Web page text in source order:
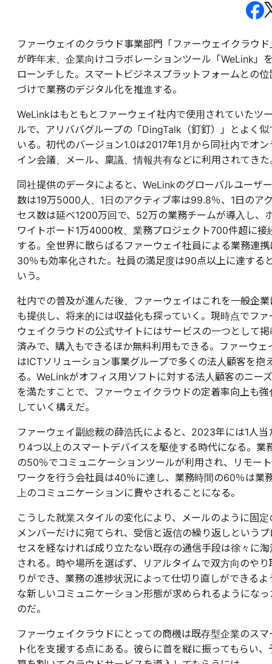
ファーウェイのクラウド事業部門「ファーウェイクラウド
が昨年末、企業向けコラボレーションツール「WeLink」
ローンチした。スマートビジネスプラットフォームとの位
づけで業務のデジタル化を推進する。
WeLinkはもともとファーウェイ社内で使用されていたツ
ルで、アリババグループの「DingTalk（釘釘）」とよく似
いる。初代のバージョン1.0は2017年1月から同社内でオン
イン会議、メール、稟議、情報共有などに利用されてきた
同社提供のデータによると、WeLinkのグローバルユーザー
数は19万5000人、1日のアクティブ率は99.8％、1日のア
セス数は延べ1200万回で、52万の業務チームが導入し、
ワイトボード1万4000枚、業務プロジェクト700件超に接
する。全世界に散らばるファーウェイ社員による業務連携
30％も効率化された。社員の満足度は90点以上に達する
いう。
社内での普及が進んだ後、ファーウェイはこれを一般企業
も提供し、将来的には収益化も探っていく。現時点でファ
ウェイクラウドの公式サイトにはサービスの一つとして掲
済みで、購入もできるほか無料利用もできる。ファーウェ
はICTソリューション事業グループで多くの法人顧客を抱
る。WeLinkがオフィス用ソフトに対する法人顧客のニーズ
を満たすことで、ファーウェイクラウドの定着率向上も強
していく構えだ。
ファーウェイ副総裁の薛浩氏によると、2023年には1人当
り4つ以上のスマートデバイスを駆使する時代になる。業
の50％でコミュニケーションツールが利用され、リモート
ワークを行う会社員は40％に達し、業務時間の60％は業
上のコミュニケーションに費やされることになる。
こうした就業スタイルの変化により、メールのように固定
メンバーだけに宛てられ、受信と返信の繰り返しというプ
セスを経なければ成り立たない既存の通信手段は徐々に淘
される。時や場所を選ばず、リアルタイムで双方向のやり
りができ、業務の進捗状況によって仕切り直しができるよ
な新しいコミュニケーション形態が求められるようになっ
のだ。
ファーウェイクラウドにとっての商機は既存型企業のスマ
ト化を支援する点にある。彼らに首を縦に振ってもらい、